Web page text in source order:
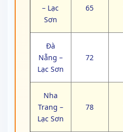
– Lạc
Sơn
65
Đà
Nẵng –
Lạc Sơn
72
Nha
Trang –
Lạc Sơn
78